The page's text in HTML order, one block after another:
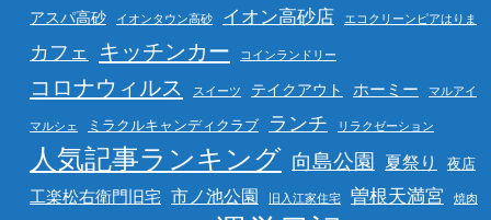
アスパ高砂 イオンタウン高砂 イオン高砂店 エコクリーンピアはりま
カフェ キッチンカー コインランドリー
コロナウィルス スイーツ テイクアウト ホーミー マルアイ
マルシェ ミラクルキャンディクラブ ランチ リラクゼーション
人気記事ランキング 向島公園 夏祭り 夜店
工楽松右衛門旧宅 市ノ池公園 旧入江家住宅 曽根天満宮 焼肉